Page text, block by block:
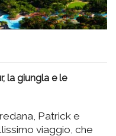
la giungla e le
Patrick e
viaggio, che